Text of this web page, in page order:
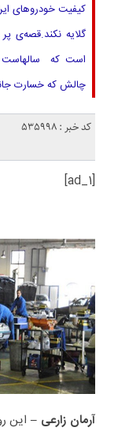
کیفیت خودروهای
گلایه نکند.قصه‌ی
است که سالهاست
چالش که خسارت
کد خبر : 535998
[ad_1]
آرمان زارعی – این